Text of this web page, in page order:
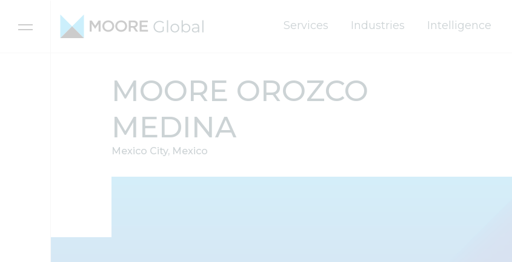
Services Industries Intelligence
MOORE OROZCO
MEDINA
Mexico City, Mexico